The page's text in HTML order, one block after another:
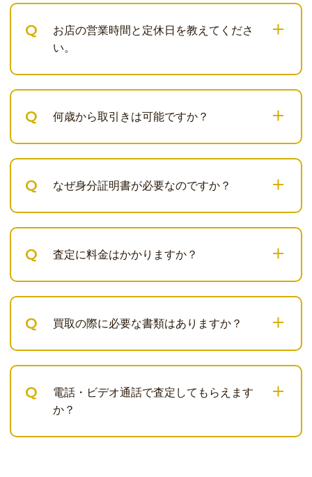
Q
お店の営業時間と定休日を教えてくださ
い。
Q 何歳から取引きは可能ですか？
Q なぜ身分証明書が必要なのですか？
Q 査定に料金はかかりますか？
Q 買取の際に必要な書類はありますか？
Q
電話・ビデオ通話で査定してもらえます
か？